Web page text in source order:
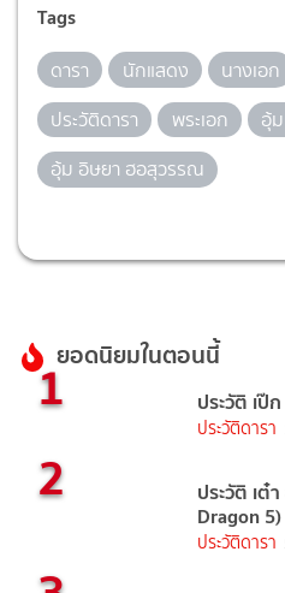
Tags
ดารา นักแสดง นางเอก
ประวัติดารา
พระเอก
อุ้
อุ้ม อิษยา ฮอสุวรรณ
ยอดนิยมในตอนนี้
1 ประวัติ เ
ประวัติดารา
2 ประวัติ เ
Dragon
ประวัติดารา